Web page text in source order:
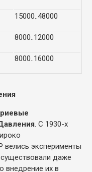
15000..48000
8000..12000
8000..16000
. С 1930-х
велись эксперименты
даже
внедрение их в